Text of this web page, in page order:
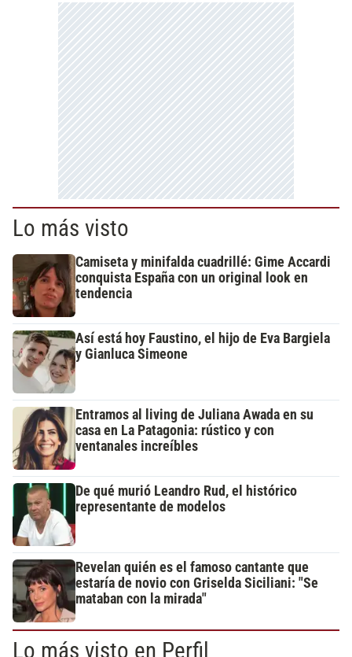
Lo más visto
Camiseta y minifalda cuadrillé: Gime Accardi
conquista España con un original look en
tendencia
Así está hoy Faustino, el hijo de Eva Bargiela
y Gianluca Simeone
Entramos al living de Juliana Awada en su
casa en La Patagonia: rústico y con
ventanales increíbles
De qué murió Leandro Rud, el histórico
representante de modelos
Revelan quién es el famoso cantante que
estaría de novio con Griselda Siciliani: "Se
mataban con la mirada"
Lo más visto en Perfil